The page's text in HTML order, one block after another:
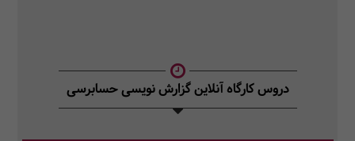
دروس کارگاه آنلاین گزارش نویسی حسابرسی